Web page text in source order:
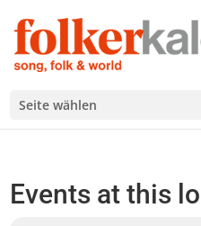
Seite wählen
Events at this